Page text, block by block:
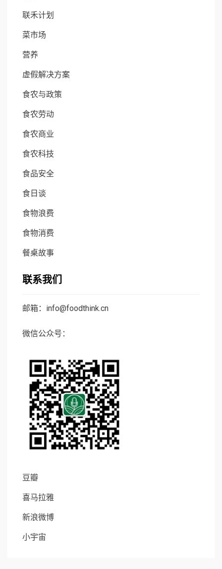
联禾计划
菜市场
营养
虚假解决方案
食农与政策
食农劳动
食农商业
食农科技
食品安全
食日谈
食物浪费
食物消费
餐桌故事
联系我们
邮箱：info@foodthink.cn
微信公众号：
豆瓣
喜马拉雅
新浪微博
小宇宙